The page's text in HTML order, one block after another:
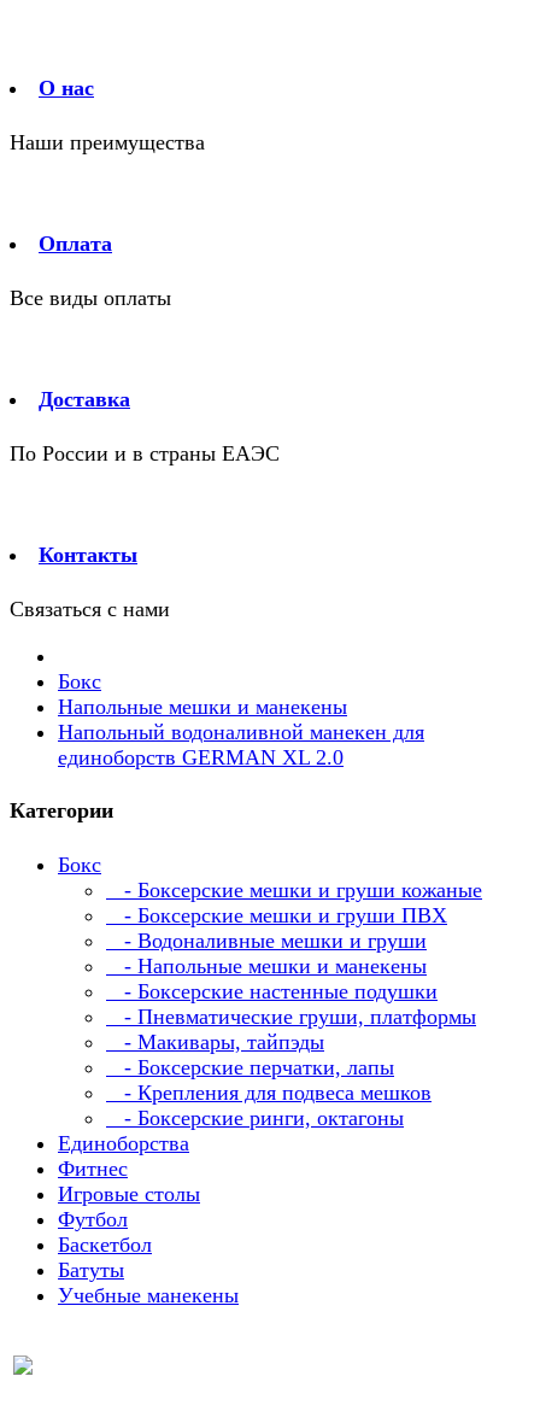
О нас
Наши преимущества
Оплата
Все виды оплаты
Доставка
По России и в страны ЕАЭС
Контакты
Связаться с нами
Бокс
Напольные мешки и манекены
Напольный водоналивной манекен для
единоборств GERMAN XL 2.0
Категории
Бокс
- Боксерские мешки и груши кожаные
- Боксерские мешки и груши ПВХ
- Водоналивные мешки и груши
- Напольные мешки и манекены
- Боксерские настенные подушки
- Пневматические груши, платформы
- Макивары, тайпэды
- Боксерские перчатки, лапы
- Крепления для подвеса мешков
- Боксерские ринги, октагоны
Единоборства
Фитнес
Игровые столы
Футбол
Баскетбол
Батуты
Учебные манекены